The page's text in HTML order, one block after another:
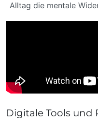
Alltag die mentale
Digitale Tools